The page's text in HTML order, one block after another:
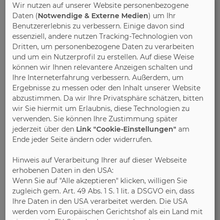
der Vorstandssitzung, die beim
Polstermöbelhersteller Rolf Benz in Nagold
stattfand, an die neue Bauministerin Verena
Hubertz, den im Koalitionsvertrag versprochenen
Wohnungsbau-Turbo rasch in Gang zu setzen und
verwies dabei auf den großen Bauüberhang von
800.000 Einheiten. Dieses Potenzial von bereits
genehmigten, aber noch nicht umgesetzten
Bauprojekten müsse die Politik mit gezielten
Impulsen aktivieren.
Im Auftaktquartal machte sich weiterhin die
Konsumenten bemerkbar. Die hiesigen Hersteller
im Segment der sonstigen Möbel (darunter Wohn-,
Ess- und Schlafzimmermöbel) setzten mit rund 1,2
Milliarden Euro 3,8 Prozent weniger um als im
Vorjahreszeitraum. Die Polstermöbelsparte
Wir nutzen auf unserer Website personenbezogene
Daten (Notwendige & Externe Medien) um Ihr
Benutzererlebnis zu verbessern. Einige davon sind
essenziell, andere nutzen Tracking-Technologien von
Dritten, um personenbezogene Daten zu verarbeiten
und um ein Nutzerprofil zu erstellen. Auf diese Weise
können wir Ihnen relevantere Anzeigen schalten und
Ihre Interneterfahrung verbessern. Außerdem, um
Ergebnisse zu messen oder den Inhalt unserer Website
abzustimmen. Da wir Ihre Privatsphäre schätzen, bitten
wir Sie hiermit um Erlaubnis, diese Technologien zu
verwenden. Sie können Ihre Zustimmung später
jederzeit über den Link "Cookie-Einstellungen" am
Ende jeder Seite ändern oder widerrufen.
Hinweis auf Verarbeitung Ihrer auf dieser Webseite
erhobenen Daten in den USA:
Wenn Sie auf "Alle akzeptieren" klicken, willigen Sie
zugleich gem. Art. 49 Abs. 1 S. 1 lit. a DSGVO ein, dass
Ihre Daten in den USA verarbeitet werden. Die USA
werden vom Europäischen Gerichtshof als ein Land mit